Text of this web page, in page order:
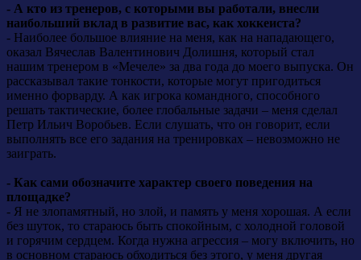
- А кто из тренеров, с которыми вы работали, внесли
наибольший вклад в развитие вас, как хоккеиста?
- Наиболее большое влияние на меня, как на нападающего,
оказал Вячеслав Валентинович Долишня, который стал
нашим тренером в «Мечеле» за два года до моего выпуска. Он
рассказывал такие тонкости, которые могут пригодиться
именно форварду. А как игрока командного, способного
решать тактические, более глобальные задачи – меня сделал
Петр Ильич Воробьев. Если слушать, что он говорит, если
выполнять все его задания на тренировках – невозможно не
заиграть.
- Как сами обозначите характер своего поведения на
площадке?
- Я не злопамятный, но злой, и память у меня хорошая. А если
без шуток, то стараюсь быть спокойным, с холодной головой
и горячим сердцем. Когда нужна агрессия – могу включить, но
в основном стараюсь обходиться без этого, у меня другая